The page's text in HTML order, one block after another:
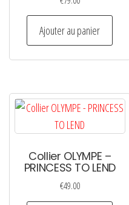
Ajouter au panier
Collier OLYMPE –
PRINCESS TO LEND
€49.00